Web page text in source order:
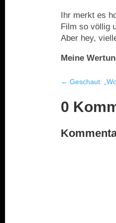
Ihr merkt es
Film so völlig
Aber hey,
Meine
← Geschaut:
0